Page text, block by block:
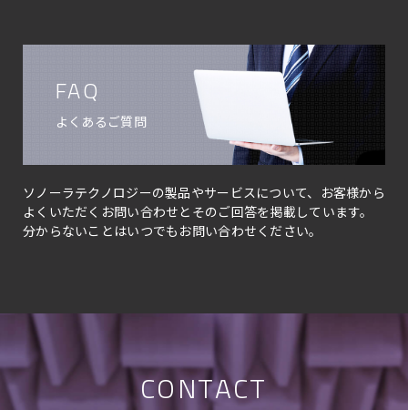
FAQ
よくあるご質問
ソノーラテクノロジーの製品やサービスについて、お客様から
よくいただくお問い合わせとそのご回答を掲載しています。
分からないことはいつでもお問い合わせください。
CONTACT